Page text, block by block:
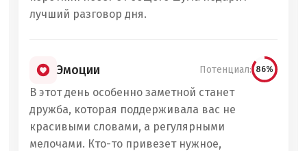
лучший разговор дня.
Эмоции Потенциал: 86%
В этот день особенно заметной станет
дружба, которая поддерживала вас не
красивыми словами, а регулярными
мелочами. Кто-то привезет нужное,